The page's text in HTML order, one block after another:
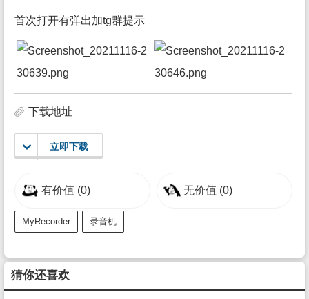
首次打开有弹出加tg群提示
下载地址
立即下载
有价值 (0) 无价值 (0)
MyRecorder 录音机
猜你还喜欢